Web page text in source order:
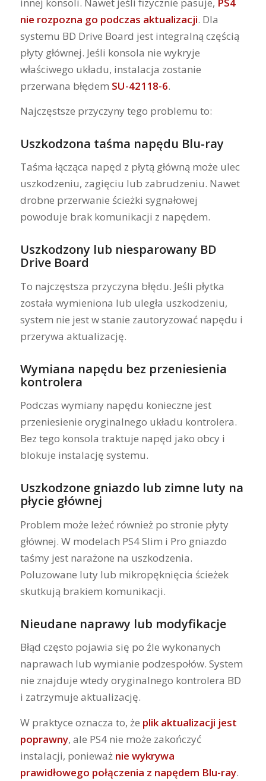
nie rozpozna go podczas aktualizacji. Dla
systemu BD Drive Board jest integralną częścią
płyty głównej. Jeśli konsola nie wykryje
właściwego układu, instalacja zostanie
przerwana błędem SU-42118-6.
Najczęstsze przyczyny tego problemu to:
Uszkodzona taśma napędu Blu-ray
Taśma łącząca napęd z płytą główną może ulec
uszkodzeniu, zagięciu lub zabrudzeniu. Nawet
drobne przerwanie ścieżki sygnałowej
powoduje brak komunikacji z napędem.
Uszkodzony lub niesparowany BD
Drive Board
To najczęstsza przyczyna błędu. Jeśli płytka
została wymieniona lub uległa uszkodzeniu,
system nie jest w stanie zautoryzować napędu i
przerywa aktualizację.
Wymiana napędu bez przeniesienia
kontrolera
Podczas wymiany napędu konieczne jest
przeniesienie oryginalnego układu kontrolera.
Bez tego konsola traktuje napęd jako obcy i
blokuje instalację systemu.
Uszkodzone gniazdo lub zimne luty na
płycie głównej
Problem może leżeć również po stronie płyty
głównej. W modelach PS4 Slim i Pro gniazdo
taśmy jest narażone na uszkodzenia.
Poluzowane luty lub mikropęknięcia ścieżek
skutkują brakiem komunikacji.
Nieudane naprawy lub modyfikacje
Błąd często pojawia się po źle wykonanych
naprawach lub wymianie podzespołów. System
nie znajduje wtedy oryginalnego kontrolera BD
i zatrzymuje aktualizację.
W praktyce oznacza to, że plik aktualizacji jest
poprawny, ale PS4 nie może zakończyć
instalacji, ponieważ nie wykrywa
prawidłowego połączenia z napędem Blu-ray.